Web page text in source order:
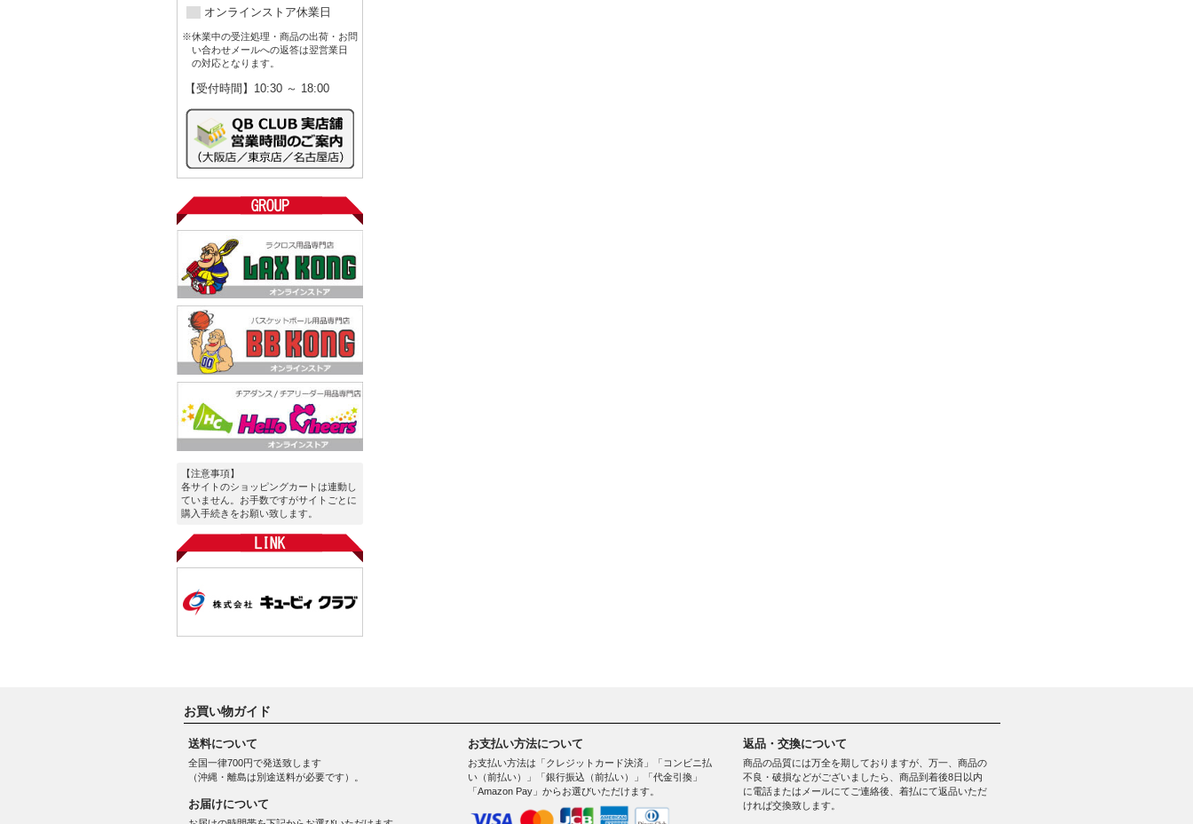
オンラインストア休業日
※休業中の受注処理・商品の出荷・お問
い合わせメールへの返答は翌営業日
の対応となります。
【受付時間】10:30 ～ 18:00
【注意事項】
各サイトのショッピングカートは連動し
ていません。お手数ですがサイトごとに
購入手続きをお願い致します。
お買い物ガイド
送料について
全国一律700円で発送致します
（沖縄・離島は別途送料が必要です）。
お届けについて
お支払い方法について
お支払い方法は「クレジットカード決済」「コンビニ払
い（前払い）」「銀行振込（前払い）」「代金引換」
「Amazon Pay」からお選びいただけます。
返品・交換について
商品の品質には万全を期しておりますが、万一、商品の
不良・破損などがございましたら、商品到着後8日以内
に電話またはメールにてご連絡後、着払にて返品いただ
ければ交換致します。